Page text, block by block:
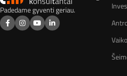
Padedame gyventi geriau.